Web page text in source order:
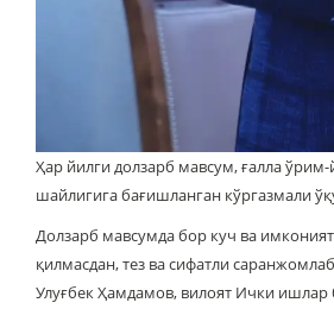
Ҳар йилги долзарб мавсум, ғалла
шайлигига бағишланган кўргазмали
Долзарб мавсумда бор куч ва
қилмасдан, тез ва сифатли
Улуғбек Ҳамдамов, вилоят Ички